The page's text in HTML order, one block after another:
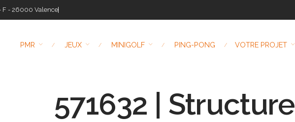
F - 26000 Valence
PMR JEUX MINIGOLF PING-PONG VOTRE PROJET
571632 | Structure